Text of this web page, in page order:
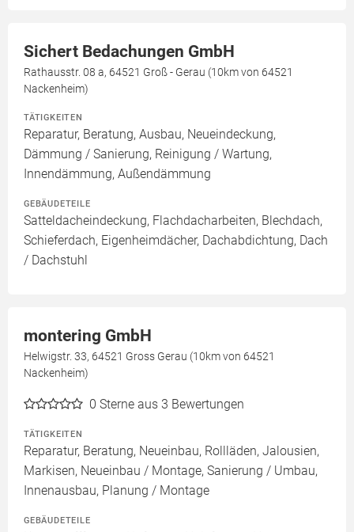
Sichert Bedachungen GmbH
Rathausstr. 08 a, 64521 Groß - Gerau (10km von 64521
Nackenheim)
TÄTIGKEITEN
Reparatur, Beratung, Ausbau, Neueindeckung,
Dämmung / Sanierung, Reinigung / Wartung,
Innendämmung, Außendämmung
GEBÄUDETEILE
Satteldacheindeckung, Flachdacharbeiten, Blechdach,
Schieferdach, Eigenheimdächer, Dachabdichtung, Dach
/ Dachstuhl
montering GmbH
Helwigstr. 33, 64521 Gross Gerau (10km von 64521
Nackenheim)
0 Sterne aus 3 Bewertungen
TÄTIGKEITEN
Reparatur, Beratung, Neueinbau, Rollläden, Jalousien,
Markisen, Neueinbau / Montage, Sanierung / Umbau,
Innenausbau, Planung / Montage
GEBÄUDETEILE